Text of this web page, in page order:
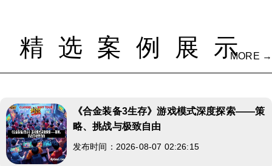
精选案例展示MORE →
《合金装备3生存》游戏模式深度探索——策
略、挑战与极致自由
发布时间：2026-08-07 02:26:15